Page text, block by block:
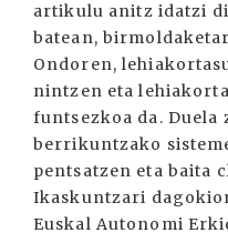
artikulu anitz idatzi
batean,
Ondoren,
nintzen eta
funtsezkoa da.
berrikuntzako
pentsatzen eta baita
Ikaskuntzari
Euskal Autonomi